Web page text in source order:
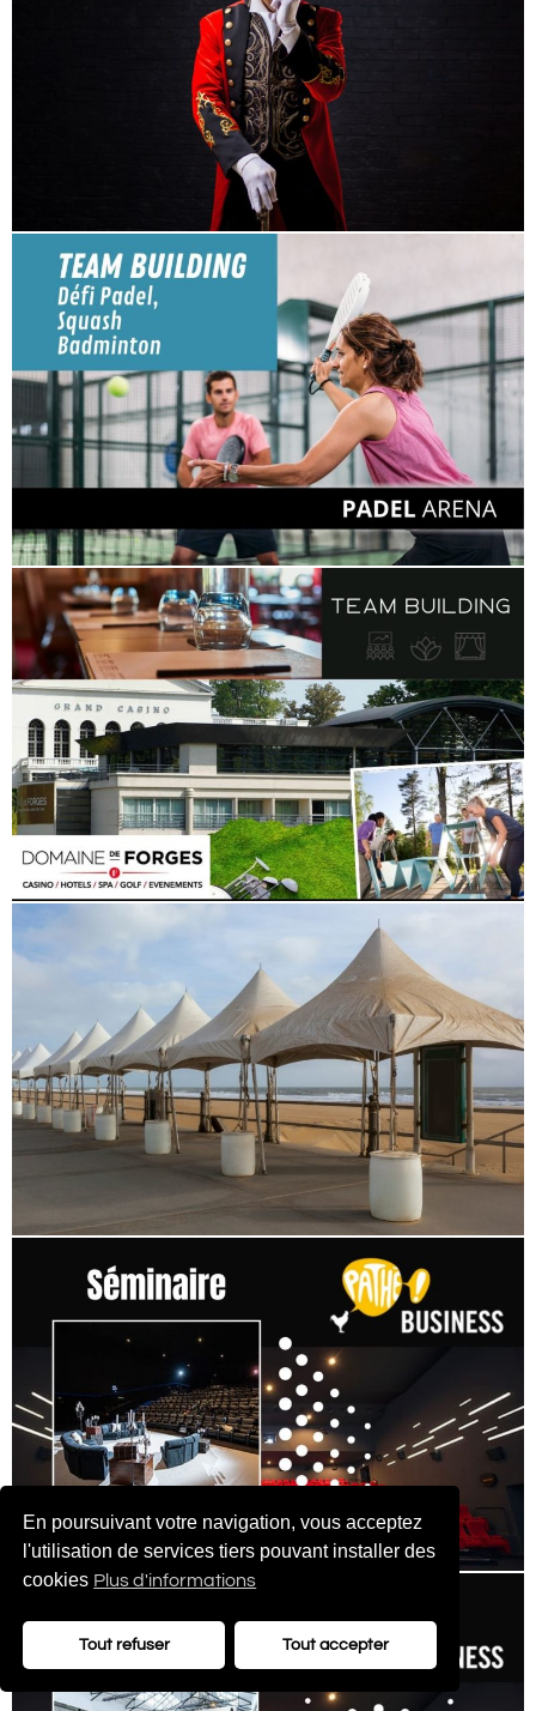
En poursuivant votre navigation, vous acceptez
l'utilisation de services tiers pouvant installer des
cookies Plus d'informations
Tout refuser Tout accepter